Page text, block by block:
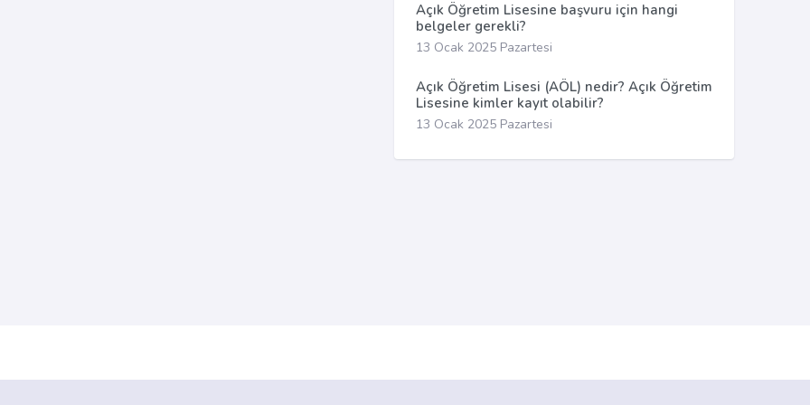
Açık Öğretim Lisesine başvuru için hangi
belgeler gerekli?
13 Ocak 2025 Pazartesi
Açık Öğretim Lisesi (AÖL) nedir? Açık Öğretim
Lisesine kimler kayıt olabilir?
13 Ocak 2025 Pazartesi